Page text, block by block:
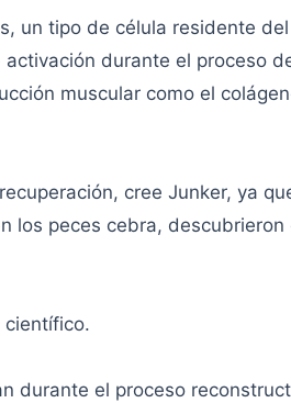
un tipo de célula residente del
durante el proceso
muscular como el
cree Junker, ya
los peces cebra, descubrieron
científico.
durante el proceso